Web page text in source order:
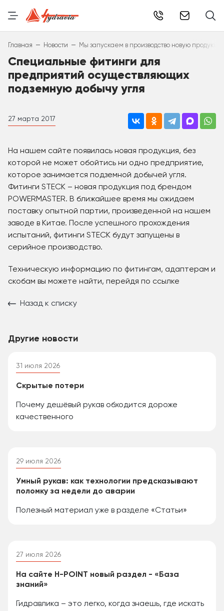
Главная – Новости – Мы запускаем в производство новую
Специальные фитинги для
предприятий осуществляющих
подземную добычу угля
27 марта 2017
На нашем сайте появилась новая продукция, без
которой не может обойтись ни одно предприятие,
которое занимается подземной добычей угля.
Фитинги STECK – новая продукция под брендом
POWERMASTER. В ближайшее время мы ожидаем
поставку опытной партии, произведенной на нашем
заводе в Китае. После успешного прохождения
испытаний, фитинги STECK будут запущены в
серийное производство.
Техническую информацию по фитингам, адаптерам и
скобам вы можете найти, перейдя по ссылке
Назад к списку
Другие новости
31 июля 2026
Скрытые потери
Почему дешёвый рукав обходится дороже
качественного
29 июля 2026
Умный рукав: как технологии предсказывают
поломку за недели до аварии
Полезный материал уже в разделе «Статьи»
27 июля 2026
На сайте H-POINT новый раздел - «База
знаний»
Гидравлика – это легко, когда знаешь, где искать